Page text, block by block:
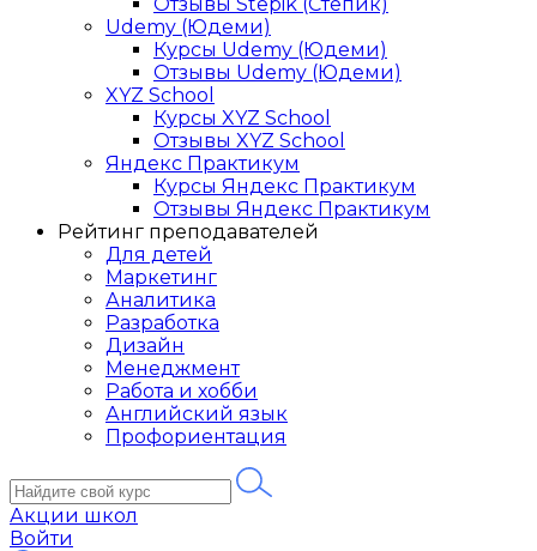
Udemy (Юдеми)
Курсы Udemy (Юдеми)
Отзывы Udemy (Юдеми)
XYZ School
Курсы XYZ School
Отзывы XYZ School
Яндекс Практикум
Курсы Яндекс Практикум
Отзывы Яндекс Практикум
Рейтинг преподавателей
Для детей
Маркетинг
Аналитика
Разработка
Дизайн
Менеджмент
Работа и хобби
Английский язык
Профориентация
Акции школ
Войти